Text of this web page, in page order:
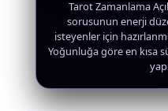
Tarot Zamanlama
sorusunun enerji
isteyenler için
Yoğunluğa göre en kısa